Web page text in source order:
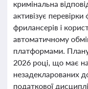
кримінальна
активізує
фрилансерів і
автоматичному
платформами.
2026 році, що має
незадекларованих
податкової